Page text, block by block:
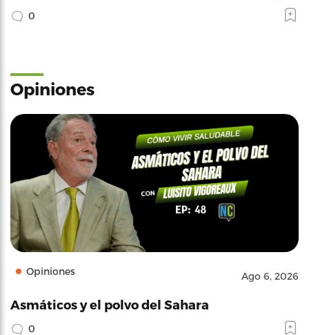
0
Opiniones
Opiniones Ago 6, 2026
Asmáticos y el polvo del Sahara
0